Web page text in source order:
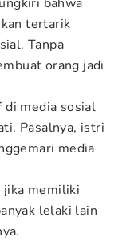
tertarik
Tanpa
orang jadi
di media sosial
Pasalnya, istri
media
jika memiliki
lelaki lain